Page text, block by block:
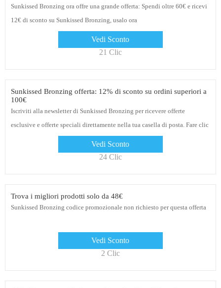
Sunkissed Bronzing ora offre una grande offerta: Spendi oltre 60€ e ricevi
12€ di sconto su Sunkissed Bronzing, usalo ora
Vedi Sconto
21 Clic
Sunkissed Bronzing offerta: 12% di sconto su ordini superiori a
100€
Iscriviti alla newsletter di Sunkissed Bronzing per ricevere offerte
esclusive e offerte speciali direttamente nella tua casella di posta. Fare clic
Vedi Sconto
24 Clic
Trova i migliori prodotti solo da 48€
Sunkissed Bronzing codice promozionale non richiesto per questa offerta
Vedi Sconto
2 Clic